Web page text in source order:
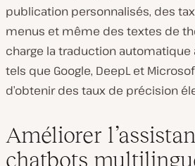
publication personnalisés, des
menus et même des textes de
charge la traduction automatique
tels que Google, DeepL et
d’obtenir des taux de précision
Améliorer
chatbots